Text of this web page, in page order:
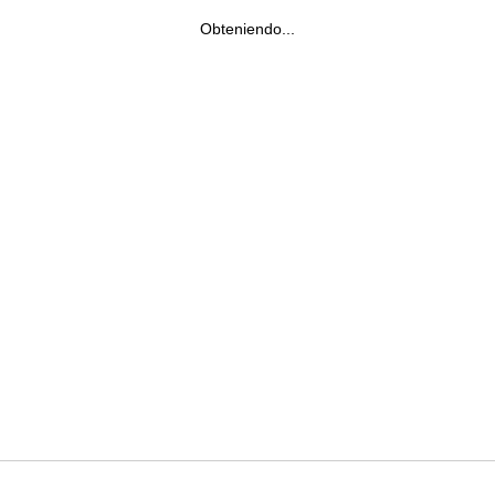
Obteniendo...